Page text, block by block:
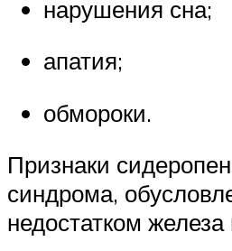
нарушения сна;
апатия;
обмороки.
Признаки
синдрома,
недостатком железа